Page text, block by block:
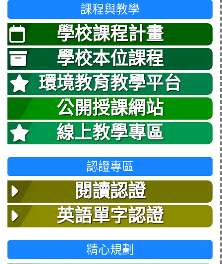
課程與教學
學校課程計畫
學校本位課程
環境教育教學平台
公開授課網站
線上教學專區
認證專區
閱讀認證
英語單字認證
精心規劃